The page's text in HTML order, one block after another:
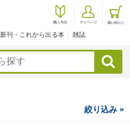
新刊・これから出る本 雑誌
検索
絞り込み »